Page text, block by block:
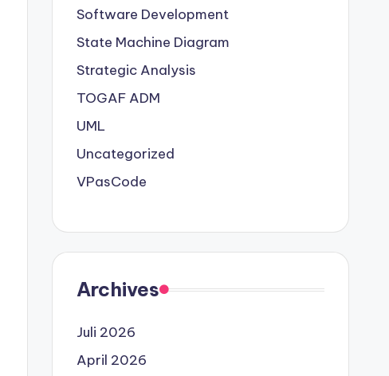
Software Development
State Machine Diagram
Strategic Analysis
TOGAF ADM
UML
Uncategorized
VPasCode
Archives
Juli 2026
April 2026